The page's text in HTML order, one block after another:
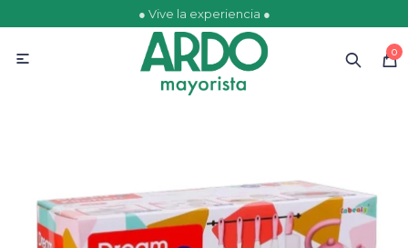
● Vive la experiencia ●
0
 Ofertas Escolares
Comestibles